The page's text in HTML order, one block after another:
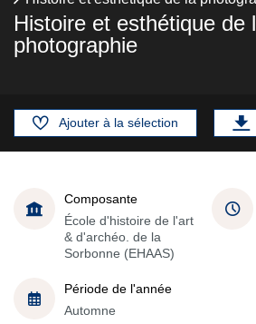
Histoire et esthétique de
photographie
Ajouter à la sélection
Composante
École d'histoire de l'art
& d'archéo. de la
Sorbonne (EHAAS)
Période de l'année
Automne